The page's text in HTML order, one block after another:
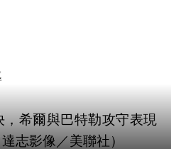
希爾與巴特勒攻守表現
志影像／美聯社）